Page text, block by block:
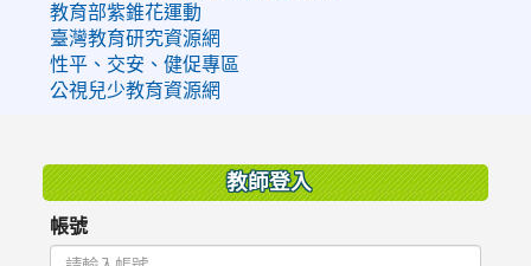
教育部紫錐花運動
臺灣教育研究資源網
性平、交安、健促專區
公視兒少教育資源網
教師登入
帳號